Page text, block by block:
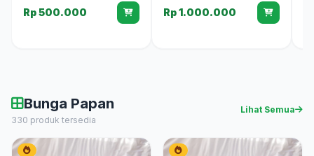
Rp 500.000
Rp 1.000.000
Bunga Papan
330 produk tersedia
Lihat Semua